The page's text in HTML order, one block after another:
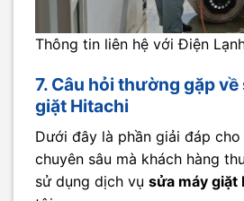
Thông tin liên hệ với Điện
7. Câu hỏi thường gặp
giặt Hitachi
Dưới đây là phần giải đáp
chuyên sâu mà khách hàng
sử dụng dịch vụ sửa máy giặt